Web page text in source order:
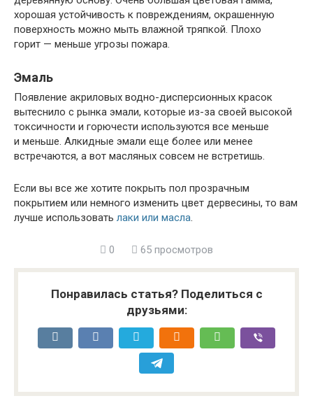
хорошая устойчивость к повреждениям, окрашенную
поверхность можно мыть влажной тряпкой. Плохо
горит — меньше угрозы пожара.
Эмаль
Появление акриловых водно-дисперсионных красок
вытеснило с рынка эмали, которые из-за своей высокой
токсичности и горючести используются все меньше
и меньше. Алкидные эмали еще более или менее
встречаются, а вот масляных совсем не встретишь.
Если вы все же хотите покрыть пол прозрачным
покрытием или немного изменить цвет дервесины, то вам
лучше использовать лаки или масла
0 65 просмотров
Понравилась статья? Поделиться с
друзьями: